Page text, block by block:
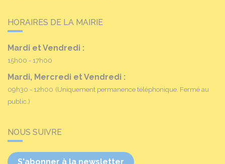
HORAIRES DE LA MAIRIE
Mardi et Vendredi :
15h00 - 17h00
Mardi, Mercredi et Vendredi :
09h30 - 12h00 (Uniquement permanence téléphonique. Fermé au
public.)
NOUS SUIVRE
S'abonner à la newsletter